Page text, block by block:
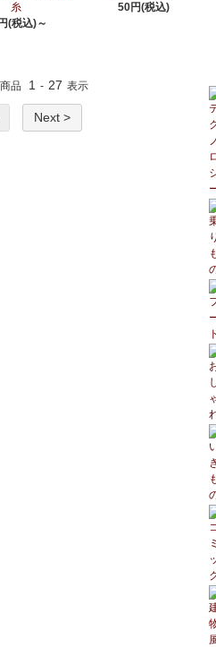
糸
(税込)～
50円(税込)
商品 1 - 27 表示
Next >